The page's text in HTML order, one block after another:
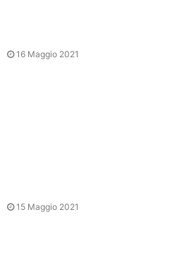
16 Maggio 2021
15 Maggio 2021